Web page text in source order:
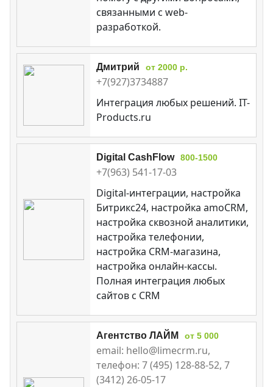
связанными с web-
разработкой.
Дмитрий от 2000 р.
+7(927)3734887
Интеграция любых решений. IT-
Products.ru
Digital CashFlow 800-1500
+7(963) 541-17-03
Digital-интеграции, настройка
Битрикс24, настройка amoCRM,
настройка сквозной аналитики,
настройка телефонии,
настройка CRM-магазина,
настройка онлайн-кассы.
Полная интеграция любых
сайтов с CRM
Агентство ЛАЙМ от 5 000
email: hello@limecrm.ru,
телефон: 7 (495) 128-88-52, 7
(3412) 26-05-17